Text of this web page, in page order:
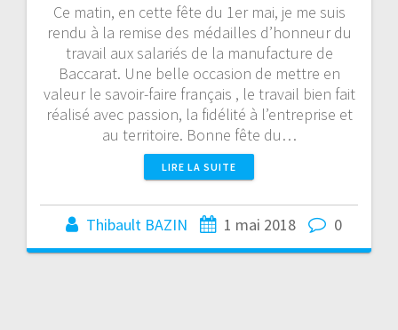
Ce matin, en cette fête du 1er mai, je me suis
rendu à la remise des médailles d’honneur du
travail aux salariés de la manufacture de
Baccarat. Une belle occasion de mettre en
valeur le savoir-faire français , le travail bien fait
réalisé avec passion, la fidélité à l’entreprise et
au territoire. Bonne fête du…
LIRE LA SUITE
Thibault BAZIN 1 mai 2018 0